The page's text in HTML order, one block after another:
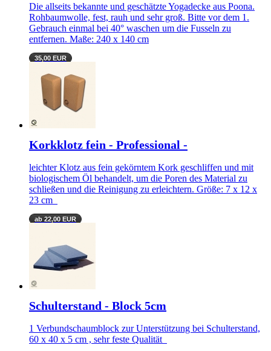
Die allseits bekannte und geschätzte Yogadecke aus Poona.
Rohbaumwolle, fest, rauh und sehr groß. Bitte vor dem 1.
Gebrauch einmal bei 40° waschen um die Fusseln zu
entfernen. Maße: 240 x 140 cm
35,00 EUR
Korkklotz fein - Professional -
leichter Klotz aus fein gekörntem Kork geschliffen und mit
biologischem Öl behandelt, um die Poren des Material zu
schließen und die Reinigung zu erleichtern. Größe: 7 x 12 x
23 cm
ab 22,00 EUR
Schulterstand - Block 5cm
1 Verbundschaumblock zur Unterstützung bei Schulterstand,
60 x 40 x 5 cm , sehr feste Qualität